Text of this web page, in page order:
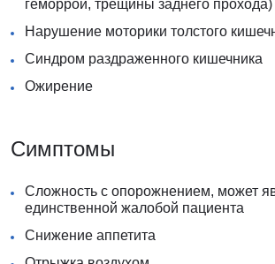
геморрой, трещины заднего прохода)
Нарушение моторики толстого
Синдром раздраженного кишечника
Ожирение
Симптомы
Сложность с опорожнением, может
единственной жалобой пациента
Снижение аппетита